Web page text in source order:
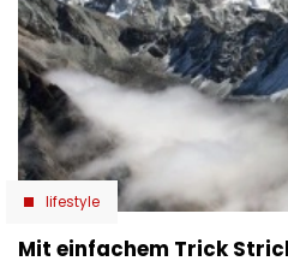
lifestyle
Mit einfachem Trick